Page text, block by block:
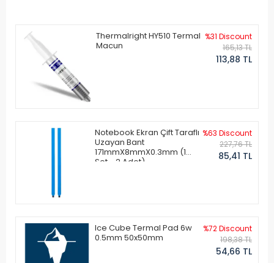
Thermalright HY510 Termal
Macun
%31 Discount
165,13 TL
113,88 TL
Notebook Ekran Çift Taraflı
Uzayan Bant
171mmX8mmX0.3mm (1
Set - 2 Adet)
%63 Discount
227,76 TL
85,41 TL
Ice Cube Termal Pad 6w
0.5mm 50x50mm
%72 Discount
198,38 TL
54,66 TL